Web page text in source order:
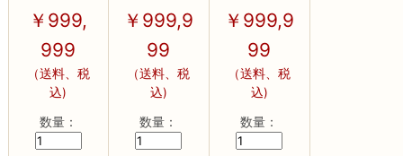
￥ 999,
999
（送料、税
込)
数量：
￥ 999,9
99
（送料、税
込)
数量：
￥ 999,9
99
（送料、税
込)
数量：